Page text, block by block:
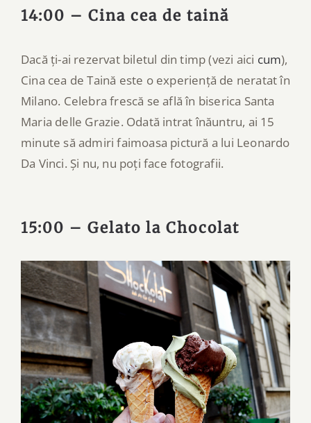
14:00 – Cina cea de taină
Dacă ți-ai rezervat biletul din timp (vezi aici cum),
Cina cea de Taină este o experiență de neratat în
Milano. Celebra frescă se află în biserica Santa
Maria delle Grazie. Odată intrat înăuntru, ai 15
minute să admiri faimoasa pictură a lui Leonardo
Da Vinci. Și nu, nu poți face fotografii.
15:00 – Gelato la Chocolat